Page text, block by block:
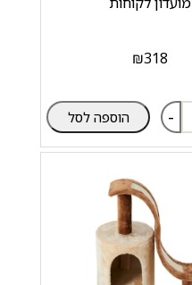
₪318
- הוספה לסל